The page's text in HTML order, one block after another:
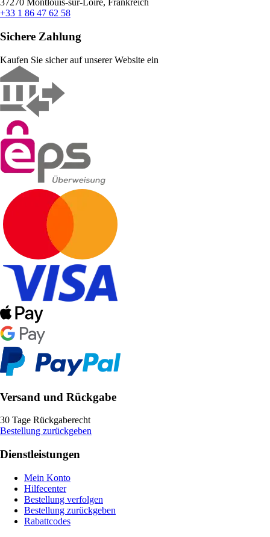
37270 Montlouis-sur-Loire, Frankreich
+33 1 86 47 62 58
Sichere Zahlung
Kaufen Sie sicher auf unserer Website ein
Versand und Rückgabe
30 Tage Rückgaberecht
Bestellung zurückgeben
Dienstleistungen
Mein Konto
Hilfecenter
Bestellung verfolgen
Bestellung zurückgeben
Rabattcodes